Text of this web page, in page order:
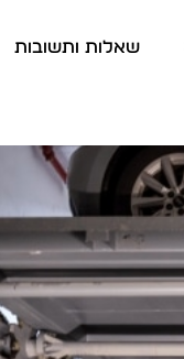
שאלות ותשובות